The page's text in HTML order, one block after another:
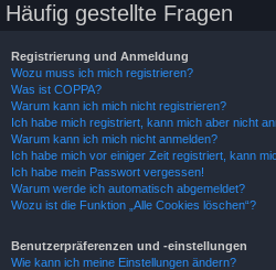
Häufig gestellte Fragen
Registrierung und Anmeldung
Wozu muss ich mich registrieren?
Was ist COPPA?
Warum kann ich mich nicht registrieren?
Ich habe mich registriert, kann mich aber nicht
Warum kann ich mich nicht anmelden?
Ich habe mich vor einiger Zeit registriert, kann
Ich habe mein Passwort vergessen!
Warum werde ich automatisch abgemeldet?
Wozu ist die Funktion „Alle Cookies löschen“?
Benutzerpräferenzen und -einstellungen
Wie kann ich meine Einstellungen ändern?